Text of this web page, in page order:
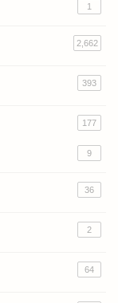
1
2,662
393
177
9
36
2
64